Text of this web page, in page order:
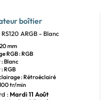
boîtier
RS120 ARGB - Blanc
mm
RGB : RGB
: Blanc
RGB
: Rétroéclairé
tr/min
: Mardi 11 Août